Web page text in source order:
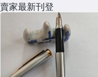
賣家最新刊登